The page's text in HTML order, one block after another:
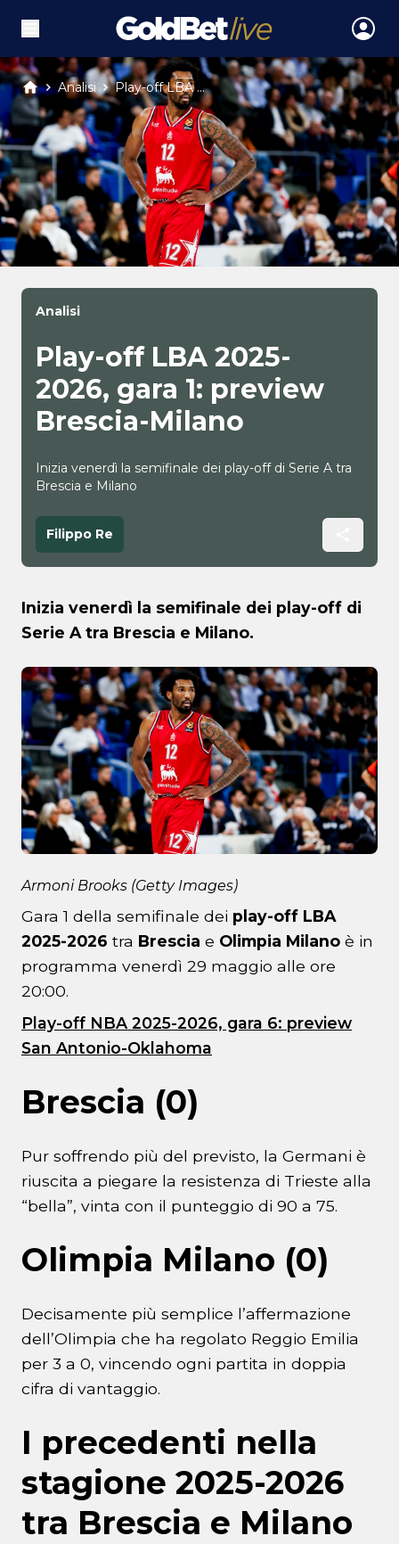
Analisi Play-off LBA ...
Analisi
Play-off LBA 2025-
2026, gara 1: preview
Brescia-Milano
Inizia venerdì la semifinale dei play-off di Serie A tra
Brescia e Milano
Filippo Re
Inizia venerdì la semifinale dei play-off di
Serie A tra Brescia e Milano.
Armoni Brooks (Getty Images)
Gara 1 della semifinale dei play-off LBA
2025-2026 tra Brescia e Olimpia Milano è in
programma venerdì 29 maggio alle ore
20:00.
Play-off NBA 2025-2026, gara 6: preview
San Antonio-Oklahoma
Brescia (0)
Pur soffrendo più del previsto, la Germani è
riuscita a piegare la resistenza di Trieste alla
“bella”, vinta con il punteggio di 90 a 75.
Olimpia Milano (0)
Decisamente più semplice l’affermazione
dell’Olimpia che ha regolato Reggio Emilia
per 3 a 0, vincendo ogni partita in doppia
cifra di vantaggio.
I precedenti nella
stagione 2025-2026
tra Brescia e Milano